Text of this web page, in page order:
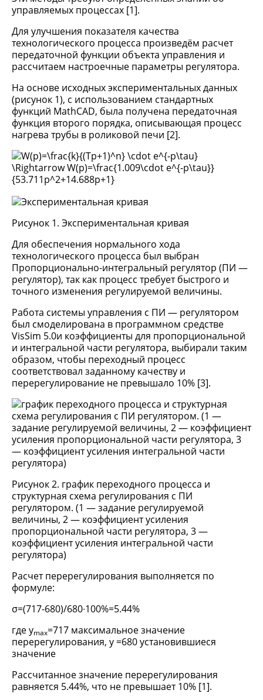
управляемых процессах [1].
Для улучшения показателя качества
технологического процесса произведём расчет
передаточной функции объекта управления и
рассчитаем настроечные параметры регулятора.
На основе исходных экспериментальных данных
(рисунок 1), с использованием стандартных
функций MathCAD, была получена передаточная
функция второго порядка, описывающая процесс
нагрева трубы в роликовой печи [2].
Рисунок 1. Экспериментальная кривая
Для обеспечения нормального хода
технологического процесса был выбран
Пропорционально-интегральный регулятор (ПИ —
регулятор), так как процесс требует быстрого и
точного изменения регулируемой величины.
Работа системы управления с ПИ — регулятором
был смоделирована в программном средстве
VisSim 5.0и коэффициенты для пропорциональной
и интегральной части регулятора, выбирали таким
образом, чтобы переходный процесс
соответствовал заданному качеству и
перерегулирование не превышало 10% [3].
Рисунок 2. график переходного процесса и
структурная схема регулирования с ПИ
регулятором. (1 — задание регулируемой
величины, 2 — коэффициент усиления
пропорциональной части регулятора, 3 —
коэффициент усиления интегральной части
регулятора)
Расчет перерегулирования выполняется по
формуле:
σ=(717-680)/680∙100%=5.44%
где ymax=717 максимальное значение
перерегулирования, y =680 установившиеся
значение
Рассчитанное значение перерегулирования
равняется 5.44%, что не превышает 10% [1].